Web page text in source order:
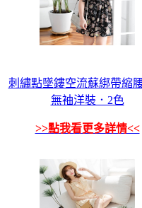
刺繡點墜鏤空流蘇綁帶縮
無袖洋裝．2色
>>點我看更多詳情<<